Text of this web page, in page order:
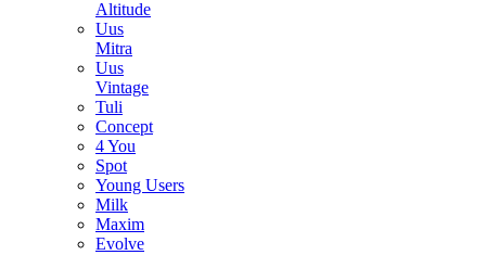
Altitude
Uus
Mitra
Uus
Vintage
Tuli
Concept
4 You
Spot
Young Users
Milk
Maxim
Evolve